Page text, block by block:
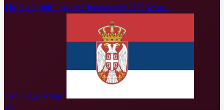
TIME // 21:00European Championship U22 Women
Serbia U22 Women